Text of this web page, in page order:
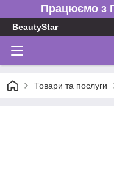
Працюємо з
BeautyStar
Товари та послуги